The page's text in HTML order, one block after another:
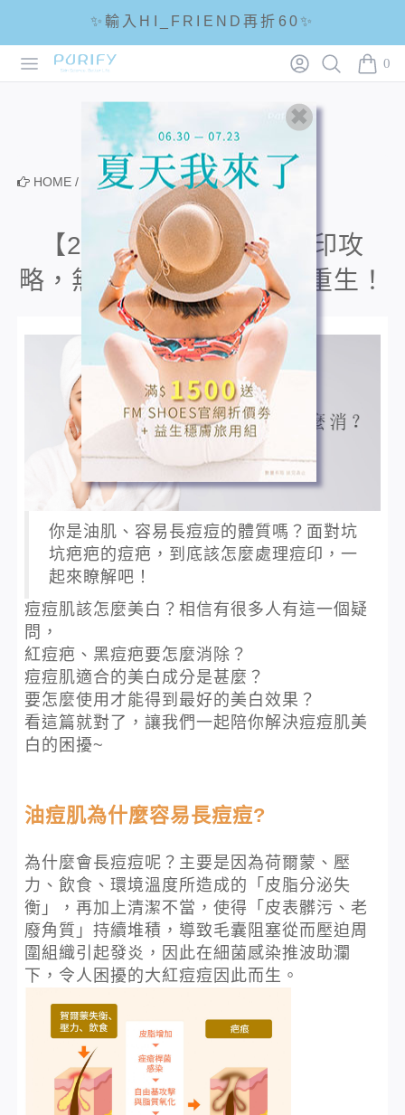
Open menu
PURIFY LoginSearch 0
items
✨輸入HI_FRIEND再折60✨
☘輸入折扣碼 5288滿1288現折88☘
🌟全館滿1200免運🌟
HOME / 美肌相談室
【2022】淡痘疤、除痘印攻
略，無需醫美也能讓痘疤重生！
你是油肌、容易長痘痘的體質嗎？面對坑
坑疤疤的痘疤，到底該怎麼處理痘印，一
起來瞭解吧！
痘痘肌該怎麼美白？相信有很多人有這一個疑
問，
紅痘疤、黑痘疤要怎麼消除？
痘痘肌適合的美白成分是甚麼？
要怎麼使用才能得到最好的美白效果？
看這篇就對了，讓我們一起陪你解決痘痘肌美
白的困擾~
油痘肌為什麼容易長痘痘?
為什麼會長痘痘呢？主要是因為荷爾蒙、壓
力、飲食、環境溫度所造成的「皮脂分泌失
衡」，再加上清潔不當，使得「皮表髒污、老
廢角質」持續堆積，導致毛囊阻塞從而壓迫周
圍組織引起發炎，因此在細菌感染推波助瀾
下，令人困擾的大紅痘痘因此而生。